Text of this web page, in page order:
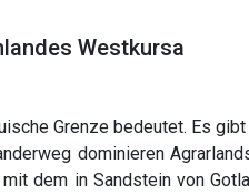
Westkursa
Grenze bedeutet. Es
dominieren
dem in Sandstein von